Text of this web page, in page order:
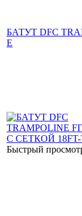
БАТУТ DFC
E
Быстрый